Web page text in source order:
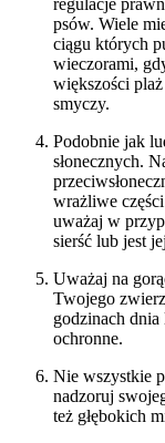
regulacje
psów. Wiele
ciągu których
wieczorami,
większości
smyczy.
Podobnie jak
słonecznych.
wrażliwe
uważaj w
sierść lub jest
Uważaj na
Twojego
godzinach
ochronne.
Nie wszystkie
nadzoruj
też głębokich